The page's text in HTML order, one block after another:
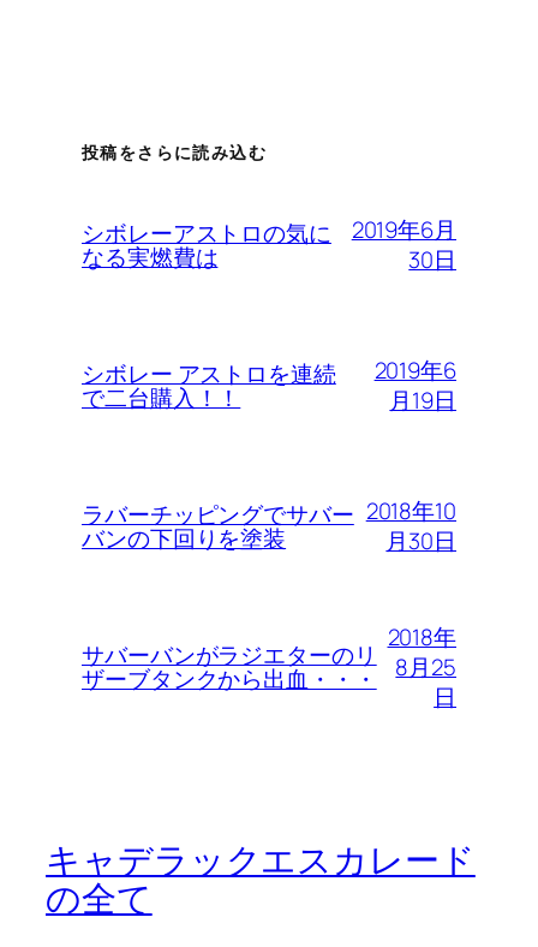
投稿をさらに読み込む
シボレーアストロの気に
なる実燃費は
2019年6月
30日
シボレー アストロを連続
で二台購入！！
2019年6
月19日
ラバーチッピングでサバー
バンの下回りを塗装
2018年10
月30日
サバーバンがラジエターのリ
ザーブタンクから出血・・・
2018年
8月25
日
キャデラックエスカレード
の全て